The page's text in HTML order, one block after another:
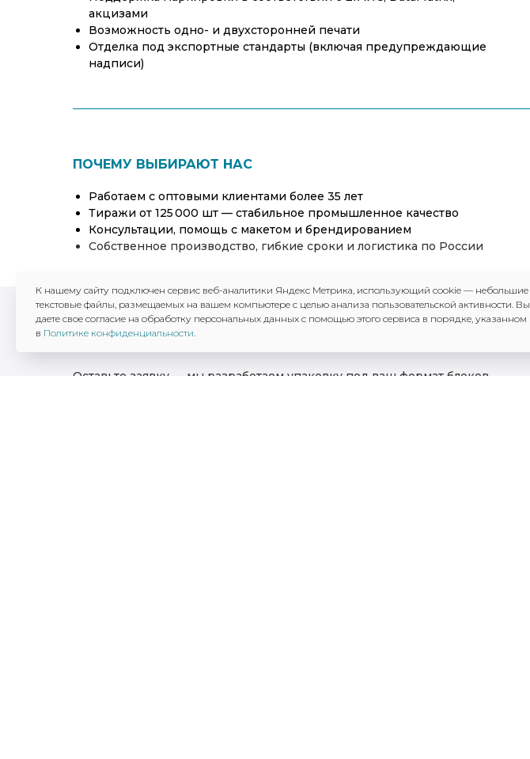
акцизами
Возможность одно- и двухсторонней печати
Отделка под экспортные стандарты (включая предупреждающие
надписи)
ПОЧЕМУ ВЫБИРАЮТ НАС
Работаем с оптовыми клиентами более 35 лет
Тиражи от 125 000 шт — стабильное промышленное качество
Консультации, помощь с макетом и брендированием
Собственное производство, гибкие сроки и логистика по России
Готовы обсудить заказ?
Оставьте заявку — мы разработаем упаковку под ваш формат блоков
К нашему сайту подключен сервис веб-аналитики Яндекс Метрика, использующий cookie — небольшие
текстовые файлы, размещаемых на вашем компьютере с целью анализа пользовательской активности. Вы
даете свое согласие на обработку персональных данных с помощью этого сервиса в порядке, указанном
в Политике конфиденциальности.